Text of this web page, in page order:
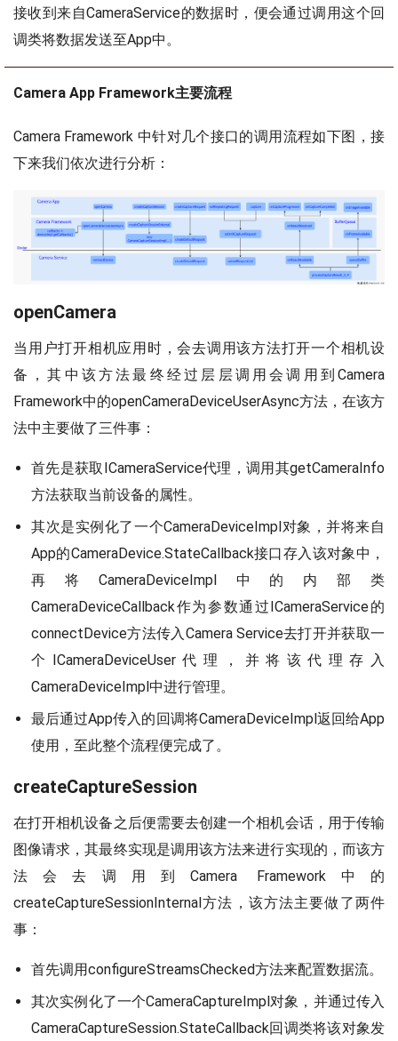
接收到来自CameraService的数据时，便会通过调用这个回
调类将数据发送至App中。
Camera App Framework主要流程
Camera Framework 中针对几个接口的调用流程如下图，接
下来我们依次进行分析：
openCamera
当用户打开相机应用时，会去调用该方法打开一个相机设
备，其中该方法最终经过层层调用会调用到Camera
Framework中的openCameraDeviceUserAsync方法，在该方
法中主要做了三件事：
首先是获取ICameraService代理，调用其getCameraInfo
方法获取当前设备的属性。
其次是实例化了一个CameraDeviceImpl对象，并将来自
App的CameraDevice.StateCallback接口存入该对象中，
再将CameraDeviceImpl中的内部类
CameraDeviceCallback作为参数通过ICameraService的
connectDevice方法传入Camera Service去打开并获取一
个ICameraDeviceUser代理，并将该代理存入
CameraDeviceImpl中进行管理。
最后通过App传入的回调将CameraDeviceImpl返回给App
使用，至此整个流程便完成了。
createCaptureSession
在打开相机设备之后便需要去创建一个相机会话，用于传输
图像请求，其最终实现是调用该方法来进行实现的，而该方
法会去调用到Camera Framework中的
createCaptureSessionInternal方法，该方法主要做了两件
事：
首先调用configureStreamsChecked方法来配置数据流。
其次实例化了一个CameraCaptureImpl对象，并通过传入
CameraCaptureSession.StateCallback回调类将该对象发